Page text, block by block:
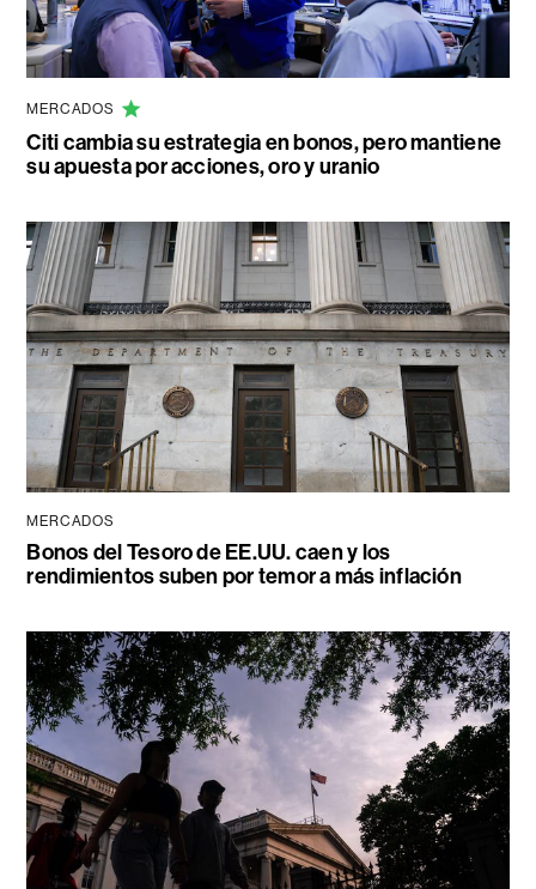
MERCADOS
Citi cambia su estrategia en bonos, pero mantiene
su apuesta por acciones, oro y uranio
MERCADOS
Bonos del Tesoro de EE.UU. caen y los
rendimientos suben por temor a más inflación